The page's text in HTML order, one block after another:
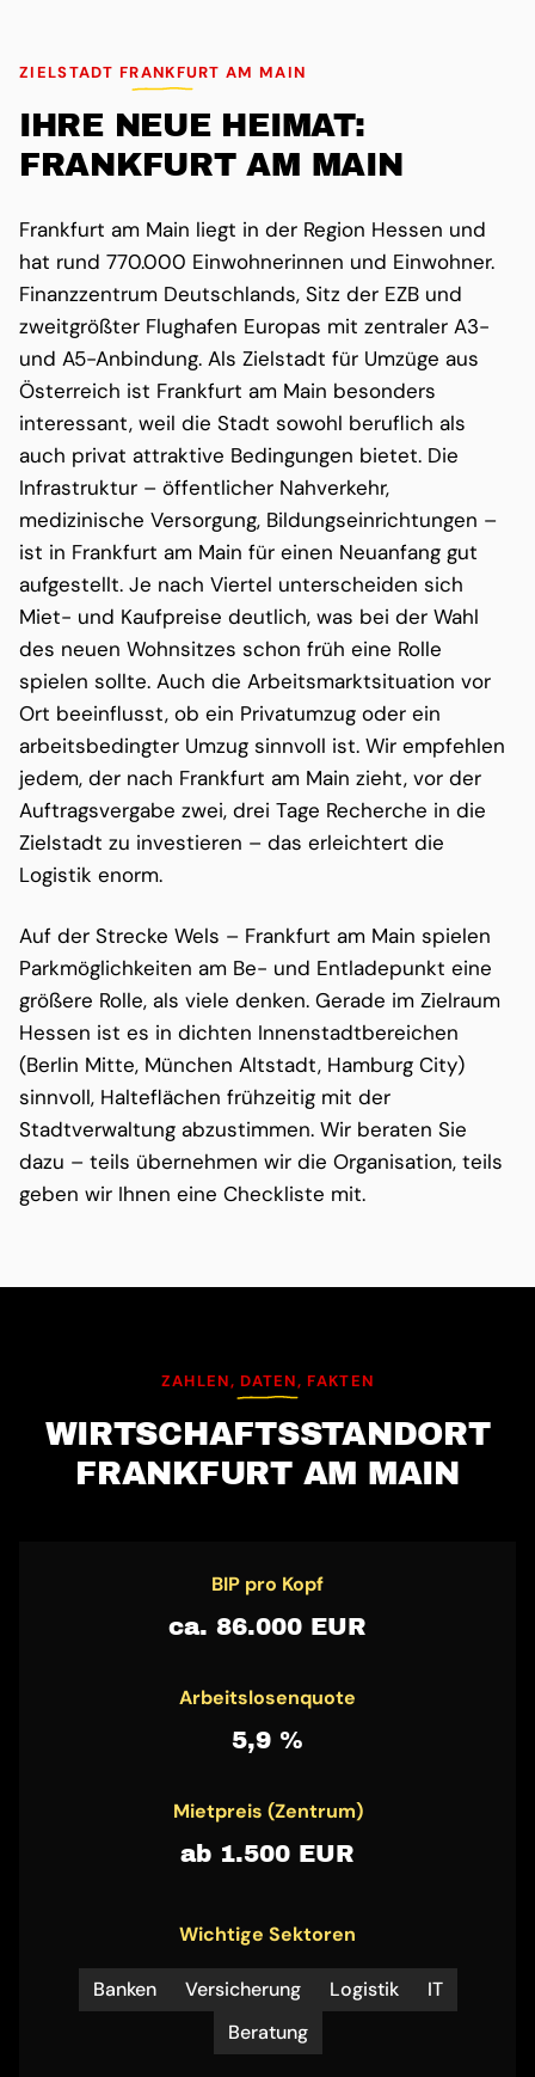
ZIELSTADT FRANKFURT AM MAIN
IHRE NEUE HEIMAT:
FRANKFURT AM MAIN
Frankfurt am Main liegt in der Region Hessen und
hat rund 770.000 Einwohnerinnen und Einwohner.
Finanzzentrum Deutschlands, Sitz der EZB und
zweitgrößter Flughafen Europas mit zentraler A3-
und A5-Anbindung. Als Zielstadt für Umzüge aus
Österreich ist Frankfurt am Main besonders
interessant, weil die Stadt sowohl beruflich als
auch privat attraktive Bedingungen bietet. Die
Infrastruktur – öffentlicher Nahverkehr,
medizinische Versorgung, Bildungseinrichtungen –
ist in Frankfurt am Main für einen Neuanfang gut
aufgestellt. Je nach Viertel unterscheiden sich
Miet- und Kaufpreise deutlich, was bei der Wahl
des neuen Wohnsitzes schon früh eine Rolle
spielen sollte. Auch die Arbeitsmarktsituation vor
Ort beeinflusst, ob ein Privatumzug oder ein
arbeitsbedingter Umzug sinnvoll ist. Wir empfehlen
jedem, der nach Frankfurt am Main zieht, vor der
Auftragsvergabe zwei, drei Tage Recherche in die
Zielstadt zu investieren – das erleichtert die
Logistik enorm.
Auf der Strecke Wels – Frankfurt am Main spielen
Parkmöglichkeiten am Be- und Entladepunkt eine
größere Rolle, als viele denken. Gerade im Zielraum
Hessen ist es in dichten Innenstadtbereichen
(Berlin Mitte, München Altstadt, Hamburg City)
sinnvoll, Halteflächen frühzeitig mit der
Stadtverwaltung abzustimmen. Wir beraten Sie
dazu – teils übernehmen wir die Organisation, teils
geben wir Ihnen eine Checkliste mit.
ZAHLEN, DATEN, FAKTEN
WIRTSCHAFTS­STANDORT
FRANKFURT AM MAIN
BIP pro Kopf
ca. 86.000 EUR
Arbeitslosenquote
5,9 %
Mietpreis (Zentrum)
ab 1.500 EUR
Wichtige Sektoren
Banken Versicherung Logistik
IT
Beratung